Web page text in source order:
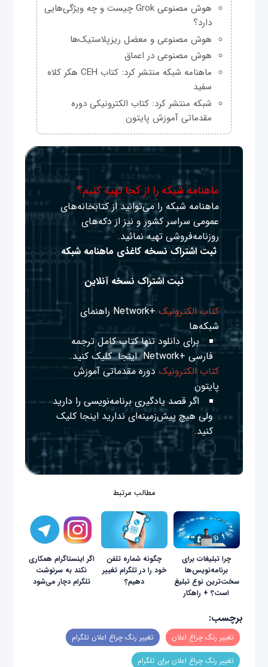
هوش مصنوعی Grok چیست و چه ویژگی‌هایی
دارد؟
هوش مصنوعی و معضل ریزپلاستیک‌ها
هوش مصنوعی در اعماق
ماهنامه شبکه منتشر کرد: کتاب CEH هکر کلاه
سفید
شبکه منتشر کرد: کتاب الکترونیکی دوره
مقدماتی آموزش پایتون
ماهنامه شبکه را از کجا تهیه کنیم؟
ماهنامه شبکه را می‌توانید از کتابخانه‌های
عمومی سراسر کشور و نیز از دکه‌های
روزنامه‌فروشی تهیه نمائید.
ثبت اشتراک نسخه کاغذی ماهنامه شبکه
ثبت اشتراک نسخه آنلاین
کتاب الکترونیک
+Network راهنمای
شبکه‌ها
برای دانلود تنها کتاب کامل ترجمه
فارسی +Network
اینجا کلیک کنید.
کتاب الکترونیک دوره مقدماتی آموزش
پایتون
اگر قصد یادگیری برنامه‌نویسی را دارید
ولی هیچ پیش‌زمینه‌ای نداریداینجا کلیک
کنید.
مطالب مرتبط
چرا تبلیغات برای
برنامه‌نویس‌ها
سخت‌ترین نوع تبلیغ
است؟ + راهکار
چگونه شماره تلفن
خود را در تلگرام تغییر
دهیم؟
اگر اینستاگرام همکاری
نکند به سرنوشت
تلگرام دچار می‌شود
برچسب:
تغییر رنگ چراغ اعلان تغییر رنگ چراغ اعلان تلگرام
تغییر رنگ چراغ اعلان برای تلگرام